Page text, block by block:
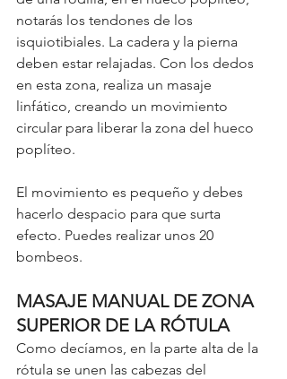
notarás los tendones de los
isquiotibiales. La cadera y la pierna
deben estar relajadas. Con los dedos
en esta zona, realiza un masaje
linfático, creando un movimiento
circular para liberar la zona del hueco
poplíteo.
El movimiento es pequeño y debes
hacerlo despacio para que surta
efecto. Puedes realizar unos 20
bombeos.
MASAJE MANUAL DE ZONA
SUPERIOR DE LA RÓTULA
Como decíamos, en la parte alta de la
rótula se unen las cabezas del